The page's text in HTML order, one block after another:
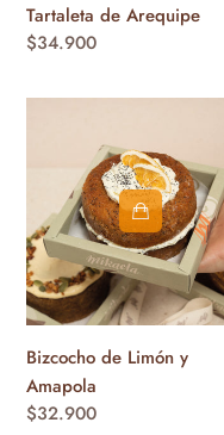
Tartaleta de Arequipe
Precio
$34.900
Amapola
Bizcocho de Limón y
Amapola
Precio
$32.900